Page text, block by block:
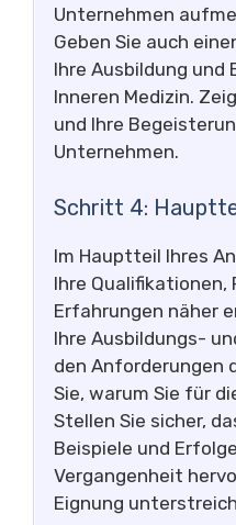
Unternehmen
Geben Sie auch
Ihre Ausbildung und
Inneren Medizin.
und Ihre
Unternehmen.
Schritt 4:
Im Hauptteil Ihres
Ihre Qualifikationen,
Erfahrungen näher
Ihre Ausbildungs-
den Anforderungen
Sie, warum Sie für
Stellen Sie sicher,
Beispiele und
Vergangenheit
Eignung